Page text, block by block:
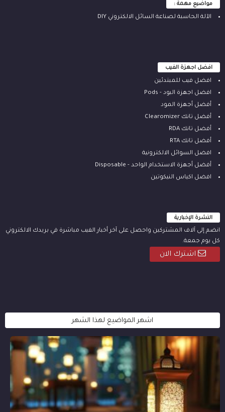
مواضيع مهمة :
الآلة ‫الحاسبة لصناعة السائل الالكتروني‬ DIY
افضل اجهزة الفيب
افضل فيب للمبتدئين
افضل اجهزة البود - Pods
أفضل أجهزة المود
أفضل تانك Clearomizer
أفضل تانك RDA
أفضل تانك RTA
افضل السوائل الالكترونية
أفضل أجهزة الاستخدام الواحد - Disposable
افضل اكياس النيكوتين
النشرة الإخبارية
انضم إلى آلاف المشتركين واحصل على آخر أخبار الفيب مباشرة في بريدك الالكتروني
كل يوم جمعة.
اشترك الان
اشهر المواضيع لهذا الشهر